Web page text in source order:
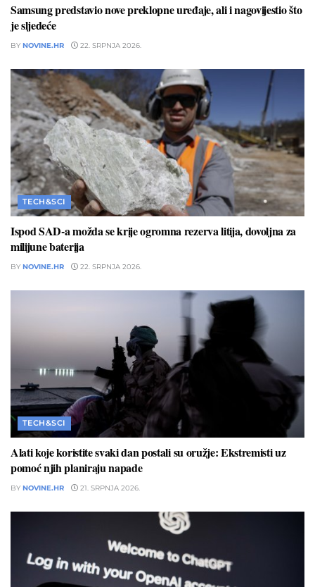
Samsung predstavio nove preklopne uređaje, ali i nagovijestio što
je sljedeće
BY NOVINE.HR 22. SRPNJA 2026.
TECH&SCI
Ispod SAD-a možda se krije ogromna rezerva litija, dovoljna za
milijune baterija
BY NOVINE.HR 22. SRPNJA 2026.
TECH&SCI
Alati koje koristite svaki dan postali su oružje: Ekstremisti uz
pomoć njih planiraju napade
BY NOVINE.HR 21. SRPNJA 2026.